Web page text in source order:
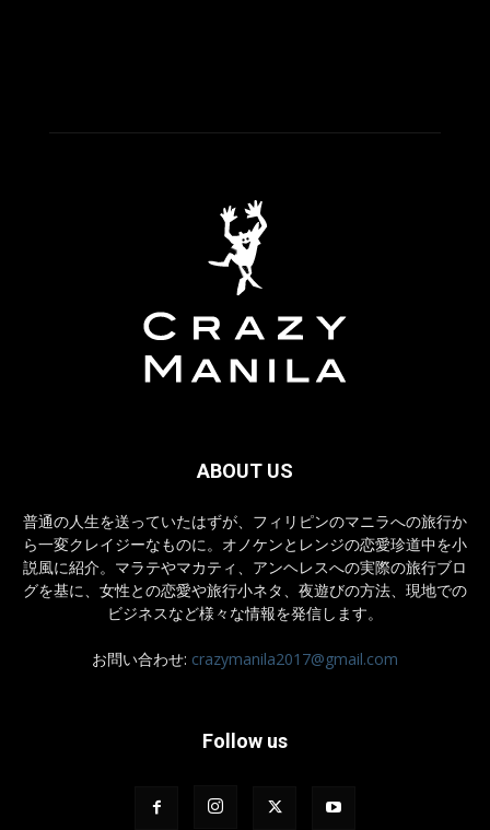
ABOUT US
普通の人生を送っていたはずが、フィリピンのマニラへの旅行か
ら一変クレイジーなものに。オノケンとレンジの恋愛珍道中を小
説風に紹介。マラテやマカティ、アンヘレスへの実際の旅行ブロ
グを基に、女性との恋愛や旅行小ネタ、夜遊びの方法、現地での
ビジネスなど様々な情報を発信します。
お問い合わせ: crazymanila2017@gmail.com
Follow us